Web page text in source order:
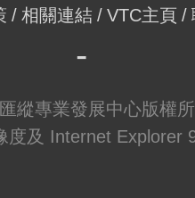
相關連結 VTC主頁
匯縱專業發展中心版權
度及 Internet Explorer